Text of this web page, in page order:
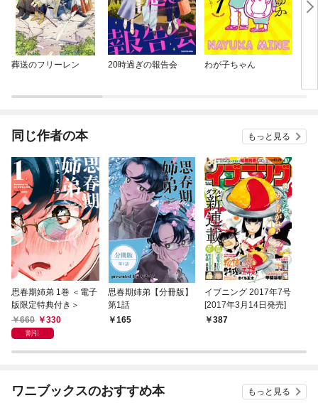
葬送のフリーレン 20時過ぎの報告会 わが子ちゃん
同じ作者の本 もっと見る
思春期姉弟 1巻 ＜電子
版限定特典付き＞
660
330
割引
思春期姉弟【分冊版】
第1話
165
イブニング 2017年7号
[2017年3月14日発売]
387
ワニブックスのおすすめ本 もっと見る